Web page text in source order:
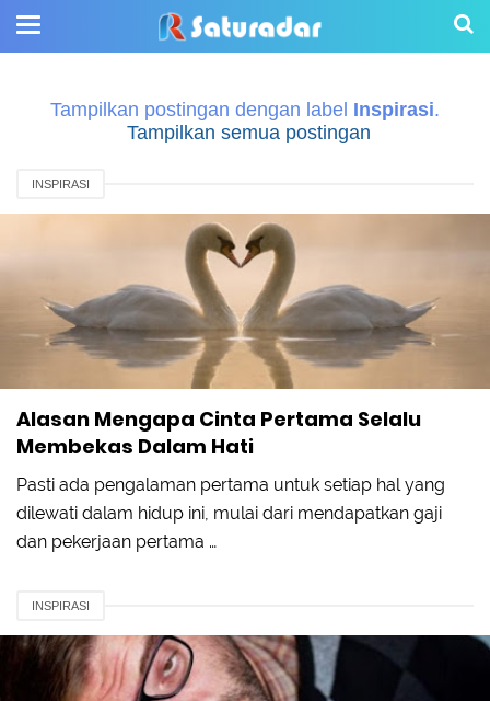
Tampilkan postingan dengan label Inspirasi.
Tampilkan semua postingan
INSPIRASI
Alasan Mengapa Cinta Pertama Selalu
Membekas Dalam Hati
Pasti ada pengalaman pertama untuk setiap hal yang
dilewati dalam hidup ini, mulai dari mendapatkan gaji
dan pekerjaan pertama …
INSPIRASI